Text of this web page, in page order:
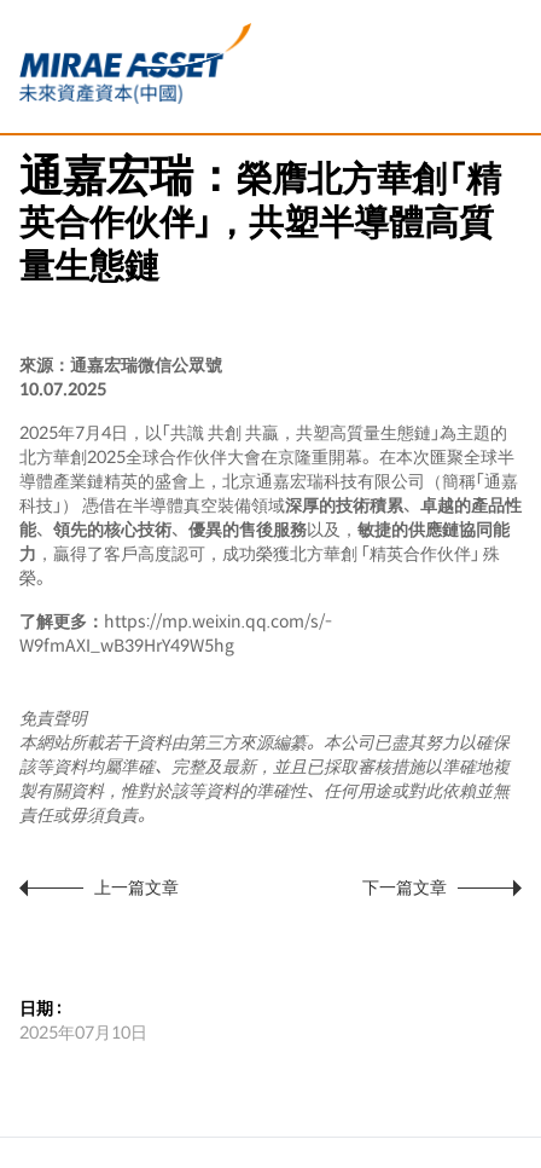
通嘉宏瑞： 榮膺北方華創「精
英合作伙伴」，共塑半導體高質
量生態鏈
來源：通嘉宏瑞微信公眾號
10.07.2025
2025年7月4日，以「共識 共創 共贏，共塑高質量生態鏈」為主題的
北方華創2025全球合作伙伴大會在京隆重開幕。在本次匯聚全球半
導體產業鏈精英的盛會上，北京通嘉宏瑞科技有限公司（簡稱「通嘉
科技」） 憑借在半導體真空裝備領域深厚的技術積累、 卓越的產品性
能、 領先的核心技術、 優異的售後服務以及， 敏捷的供應鏈協同能
力 ，贏得了客戶高度認可，成功榮獲北方華創 「精英合作伙伴」 殊
榮。
了解更多： https://mp.weixin.qq.com/s/-
W9fmAXI_wB39HrY49W5hg
免責聲明
本網站所載若干資料由第三方來源編纂。本公司已盡其努力以確保
該等資料均屬準確、完整及最新，並且已採取審核措施以準確地複
製有關資料，惟對於該等資料的準確性、任何用途或對此依賴並無
責任或毋須負責。
上一篇文章 下一篇文章
日期 :
2025年07月10日